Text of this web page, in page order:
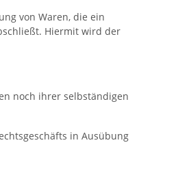
von Waren, die ein
Hiermit wird der
noch ihrer selbständigen
in Ausübung